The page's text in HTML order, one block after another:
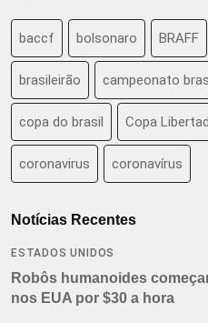
baccf bolsonaro BRAFF
brasileirão campeonato
copa do brasil Copa
coronavirus coronavírus
Notícias Recentes
ESTADOS UNIDOS
Robôs humanoides
nos EUA por $30 a hora